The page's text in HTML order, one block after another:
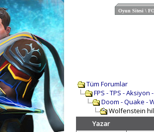
Oyun Sitesi \
Tüm Forumlar
FPS - TPS -
Doom - Quake -
Wolfenstein
Yazar